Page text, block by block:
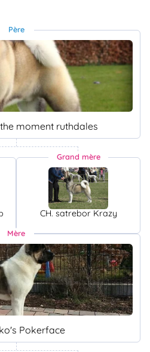
Père
moment ruthdales
Grand mère
CH. satrebor Krazy
Mère
Pokerface